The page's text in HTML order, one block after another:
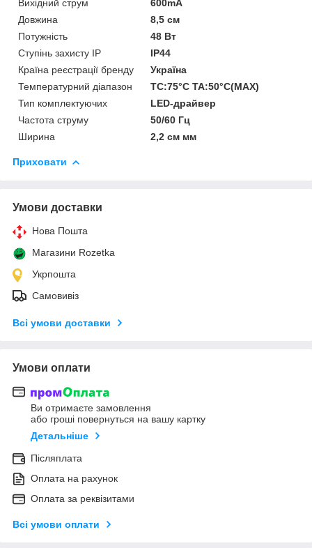
Вихідний струм
600mA
Довжина
8,5 см
Потужність
48 Вт
Ступінь захисту IP
IP44
Країна реєстрації бренду
Україна
Температурний діапазон
TC:75°C TA:50°C(MAX)
Тип комплектуючих
LED-драйвер
Частота струму
50/60 Гц
Ширина
2,2 см мм
Приховати
Умови доставки
Нова Пошта
Магазини Rozetka
Укрпошта
Самовивіз
Всі умови доставки
Умови оплати
Ви отримаєте замовлення
або гроші повернуться на вашу картку
Детальніше
Післяплата
Оплата на рахунок
Оплата за реквізитами
Всі умови оплати